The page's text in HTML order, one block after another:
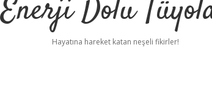
Enerji Dolu
Hayatına hareket katan neşeli fikirler!